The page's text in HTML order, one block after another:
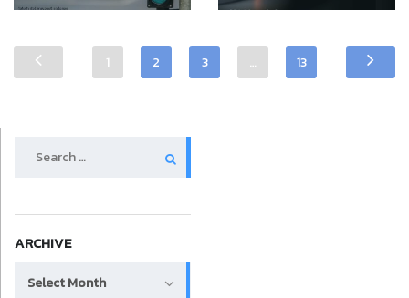
1 2 3 … 13
ARCHIVE
Select Month